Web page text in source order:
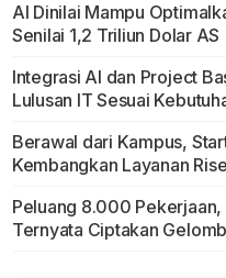
AI Dinilai Mampu
Senilai 1,2 Triliun Dolar AS
Integrasi AI dan Project
Lulusan IT Sesuai
Berawal dari Kampus,
Kembangkan Layanan
Peluang 8.000
Ternyata Ciptakan